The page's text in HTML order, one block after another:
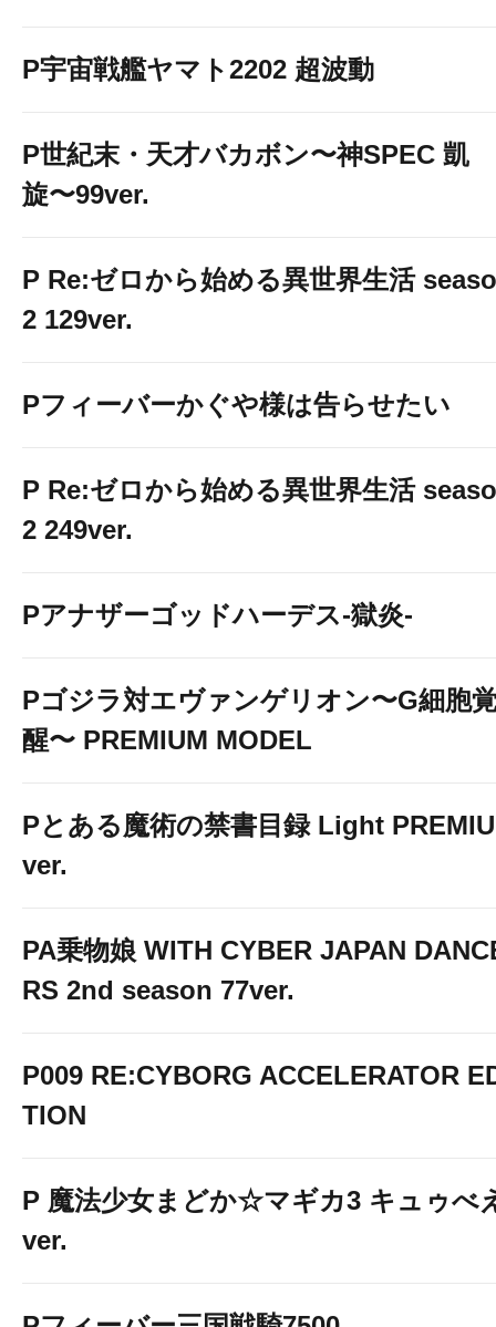
P宇宙戦艦ヤマト2202 超波動
P世紀末・天才バカボン〜神SPEC 凱
旋〜99ver.
P Re:ゼロから始める異世界生活
2 129ver.
Pフィーバーかぐや様は告らせたい
P Re:ゼロから始める異世界生活
2 249ver.
Pアナザーゴッドハーデス-獄炎-
Pゴジラ対エヴァンゲリオン〜G細胞
醒〜 PREMIUM MODEL
Pとある魔術の禁書目録 Light
ver.
PA乗物娘 WITH CYBER JAPAN
RS 2nd season 77ver.
P009 RE:CYBORG ACCELERATOR
TION
P 魔法少女まどか☆マギカ3 キュゥべ
ver.